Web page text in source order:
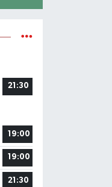
21:30
19:00
19:00
21:30